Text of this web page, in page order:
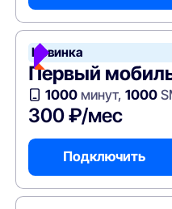
Новинка
Первый
1000минут, 1000
300 ₽/мес
Подключить